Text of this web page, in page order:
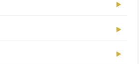
▶
▶
▶